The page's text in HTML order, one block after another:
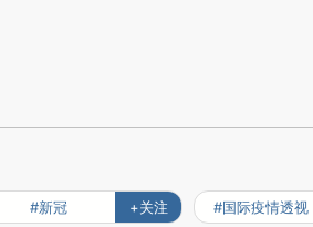
#新冠 +关注 #国际疫情透视